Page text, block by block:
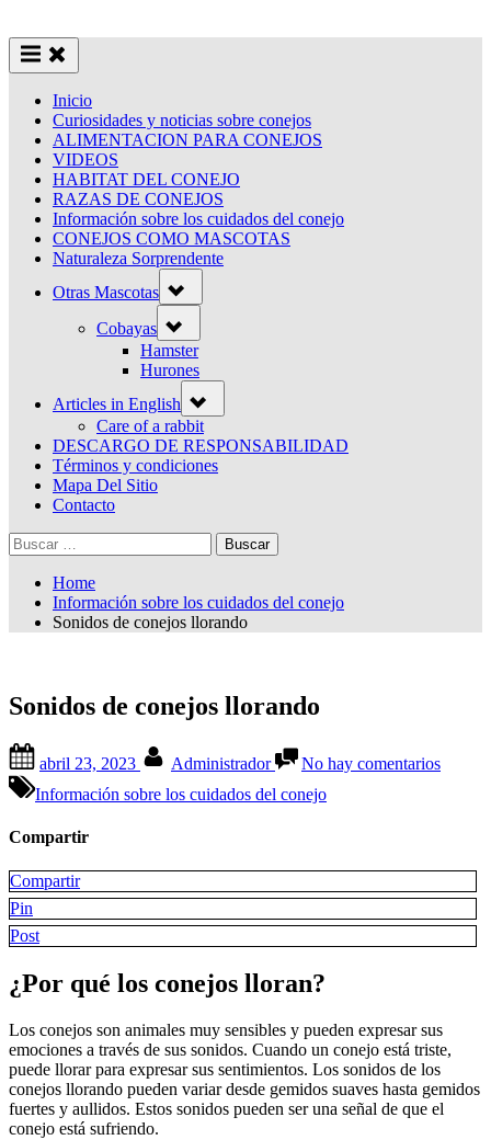
Inicio
Curiosidades y noticias sobre conejos
ALIMENTACION PARA CONEJOS
VIDEOS
HABITAT DEL CONEJO
RAZAS DE CONEJOS
Información sobre los cuidados del conejo
CONEJOS COMO MASCOTAS
Naturaleza Sorprendente
Otras Mascotas sub-
menu
Cobayas sub-
menu
Hamster
Hurones
Articles in English
sub-
menu
Care of a rabbit
DESCARGO DE RESPONSABILIDAD
Términos y condiciones
Mapa Del Sitio
Contacto
Buscar:
Home
Información sobre los cuidados del conejo
Sonidos de conejos llorando
Sonidos de conejos llorando
on
abril 23, 2023 Administrador No hay comentarios
Información sobre los cuidados del conejo
Compartir
Compartir
Pin
Post
¿Por qué los conejos lloran?
Los conejos son animales muy sensibles y pueden expresar sus
emociones a través de sus sonidos. Cuando un conejo está triste,
puede llorar para expresar sus sentimientos. Los sonidos de los
conejos llorando pueden variar desde gemidos suaves hasta gemidos
fuertes y aullidos. Estos sonidos pueden ser una señal de que el
conejo está sufriendo.